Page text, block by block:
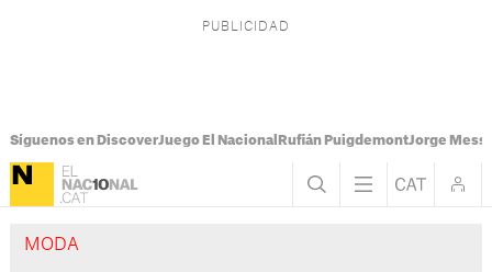
Síguenos en DiscoverJuego El Nacional Rufián PuigdemontJorge Messi
MODA